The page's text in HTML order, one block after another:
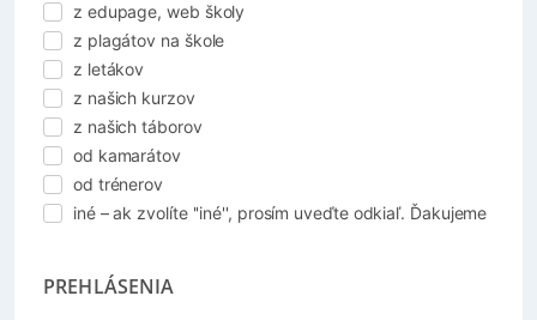
z edupage, web školy
z plagátov na škole
z letákov
z našich kurzov
z našich táborov
od kamarátov
od trénerov
iné – ak zvolíte ''iné'', prosím uveďte odkiaľ. Ďakujeme
PREHLÁSENIA